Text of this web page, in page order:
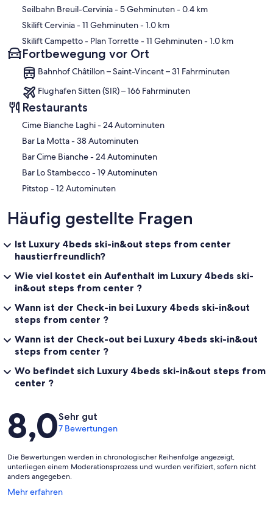
Seilbahn Breuil-Cervinia- 5 Gehminuten- 0.4 km
Skilift Cervinia- 11 Gehminuten- 1.0 km
Skilift Campetto - Plan Torrette- 11 Gehminuten- 1.0 km
Fortbewegung vor Ort
Bahnhof Châtillon – Saint-Vincent – 31 Fahrminuten
Flughafen Sitten (SIR) – 166 Fahrminuten
Restaurants
‪Cime Bianche Laghi - ‬24 Autominuten
‪Bar La Motta - ‬38 Autominuten
‪Bar Cime Bianche - ‬24 Autominuten
‪Bar Lo Stambecco - ‬19 Autominuten
‪Pitstop - ‬12 Autominuten
Häufig gestellte Fragen
Ist Luxury 4beds ski-in&out steps from center
haustierfreundlich?
Wie viel kostet ein Aufenthalt im Luxury 4beds ski-
in&out steps from center ?
Wann ist der Check-in bei Luxury 4beds ski-in&out
steps from center ?
Wann ist der Check-out bei Luxury 4beds ski-in&out
steps from center ?
Wo befindet sich Luxury 4beds ski-in&out steps from
center ?
Bewertungen
8,0Sehr gut
7 Bewertungen
Die Bewertungen werden in chronologischer Reihenfolge angezeigt,
unterliegen einem Moderationsprozess und wurden verifiziert, sofern nicht
anders angegeben.
Mehr erfahren
Wird